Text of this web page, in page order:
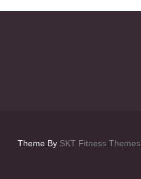
Theme By SKT Fitness Themes